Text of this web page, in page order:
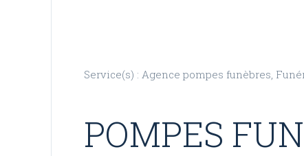
Service(s) : Agence pompes funèbres,
POMPES